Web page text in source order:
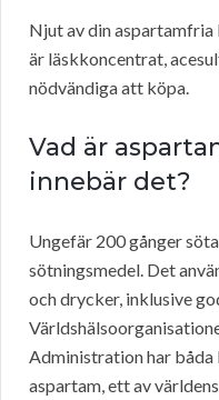
Njut av din aspartamfria
är läskkoncentrat,
nödvändiga att köpa.
Vad är
innebär det?
Ungefär 200 gånger
sötningsmedel. Det
och drycker, inklusive
Administration har
aspartam, ett av